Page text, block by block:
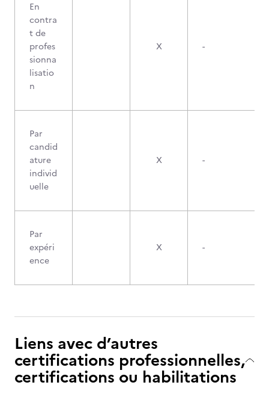
En
contra
t de
profes
sionna
lisatio
n
X -
Par
candid
ature
individ
uelle
X -
Par
expéri
ence
X -
Liens avec d’autres
certifications professionnelles,
certifications ou habilitations